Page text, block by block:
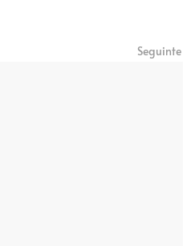
Seguinte